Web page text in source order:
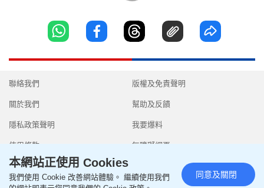
聯絡我們
關於我們
隱私政策聲明
使用條款
版權及免責聲明
幫助及反饋
我要爆料
無障礙網頁
本網站正使用 Cookies
我們使用 Cookie 改善網站體驗。 繼續使用我們
同意及關閉